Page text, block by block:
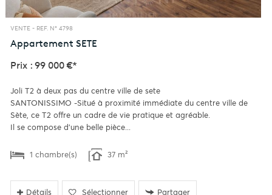
VENTE - REF. N° 4798
Appartement SETE
Prix : 99 000 €*
Joli T2 à deux pas du centre ville de sete
SANTONISSIMO -Situé à proximité immédiate du centre ville de
Sète, ce T2 offre un cadre de vie pratique et agréable.
Il se compose d'une belle pièce...
1 chambre(s) 37 m²
Détails Sélectionner Partager